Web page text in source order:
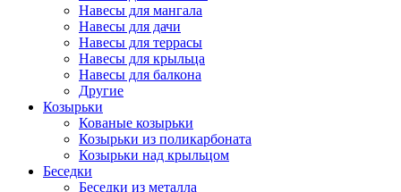
Навесы для мангала
Навесы для дачи
Навесы для террасы
Навесы для крыльца
Навесы для балкона
Другие
Козырьки
Кованые козырьки
Козырьки из поликарбоната
Козырьки над крыльцом
Беседки
Беседки из металла